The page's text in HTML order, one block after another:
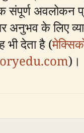
संपूर्ण अवलोकन
अनुभव के लिए
देता है (
)।